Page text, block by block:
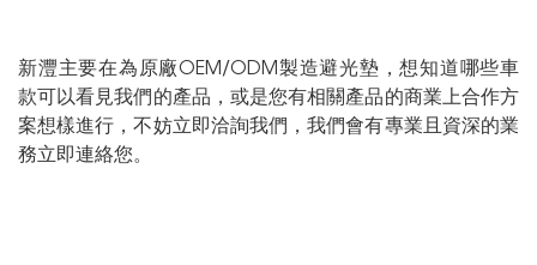
新灃主要在為原廠OEM/ODM製造避光墊，想知道哪些車
款可以看見我們的產品，或是您有相關產品的商業上合作方
案想樣進行，不妨立即洽詢我們，我們會有專業且資深的業
務立即連絡您。